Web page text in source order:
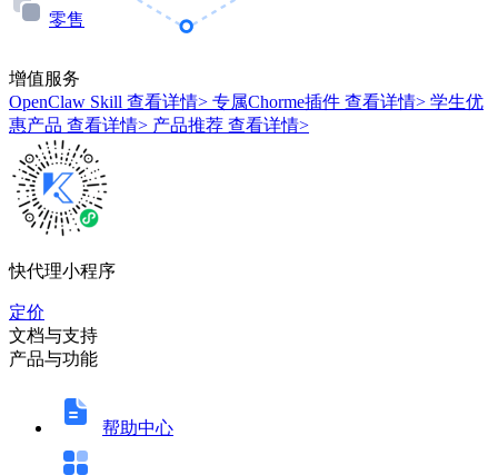
零售
增值服务
OpenClaw Skill 查看详情> 专属Chorme插件 查看详情> 学生优
惠产品 查看详情> 产品推荐 查看详情>
快代理小程序
定价
文档与支持
产品与功能
帮助中心